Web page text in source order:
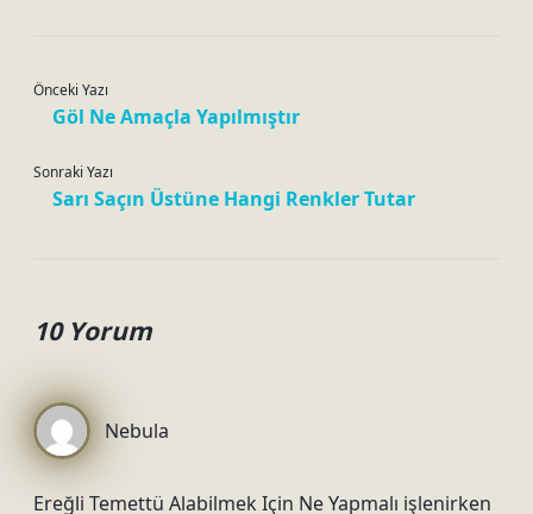
Önceki Yazı
Göl Ne Amaçla Yapılmıştır
Sonraki Yazı
Sarı Saçın Üstüne Hangi Renkler Tutar
10 Yorum
Nebula
Ereğli Temettü Alabilmek Için Ne Yapmalı işlenirken